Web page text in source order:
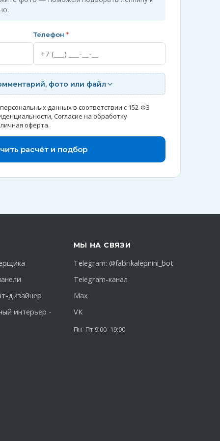
Телефон *
фото или файл
данных в соответствии с 152-ФЗ
,Согласие на обработку
оферта.
расчёт и подбор
дизайнер
интерьер -
МЫ НА СВЯЗИ
Telegram: @fabrikalepnini_bot
Telegram-канал
Max
VK
Пн–Пт 9:00–19:00